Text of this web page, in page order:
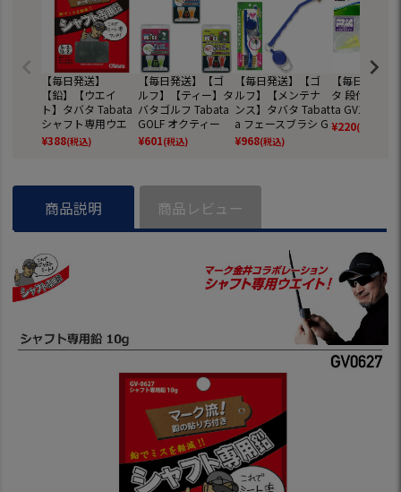
【毎日発送】
【鉛】【ウエイ
ト】タバタ Tabata
シャフト専用ウエ
イト 鉛 Mix30 GV-0
¥388(税込)
【毎日発送】【ゴ
ルフ】【ティー】タ
バタゴルフ Tabata
GOLF オクティー
(S,M,L) GV1409
¥601(税込)
【毎日発送】【ゴ
ルフ】【メンテナ
ンス】タバタ Tabat
a フェースブラシ G
V0697【2種類のブ
ラシがセット
¥968(税込)
【毎日発送】
タ 段付ティー
ta GV1416
¥220(税込)
商品説明 商品レビュー